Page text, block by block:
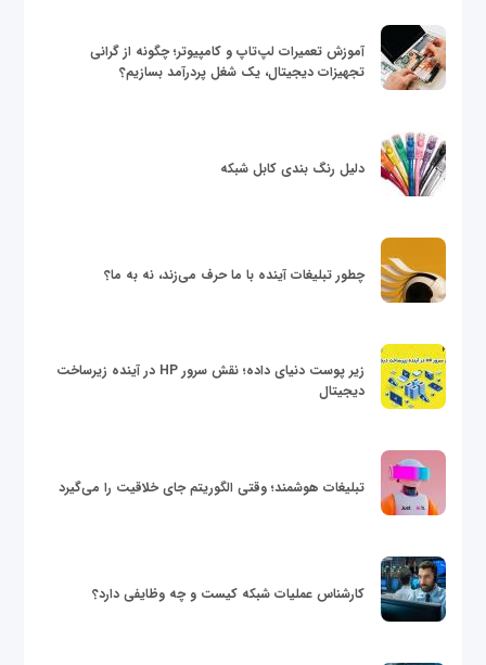
آموزش تعمیرات لپ‌تاپ و کامپیوتر؛ چگونه از گرانی
تجهیزات دیجیتال، یک شغل پردرآمد بسازیم؟
دلیل رنگ بندی کابل شبکه
چطور تبلیغات آینده با ما حرف می‌زند، نه به ما؟
زیر پوست دنیای داده؛ نقش سرور HP در آینده زیرساخت
دیجیتال
تبلیغات هوشمند؛ وقتی الگوریتم جای خلاقیت را می‌گیرد
کارشناس عملیات شبکه کیست و چه وظایفی دارد؟